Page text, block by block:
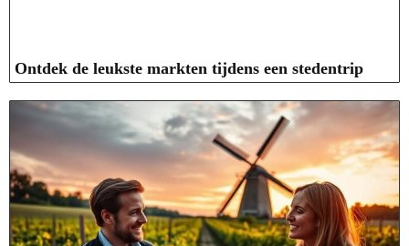
Ontdek de leukste markten tijdens een stedentrip